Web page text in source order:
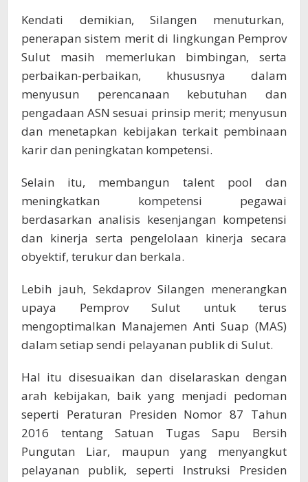
Kendati demikian, Silangen menuturkan,
penerapan sistem merit di lingkungan Pemprov
Sulut masih memerlukan bimbingan, serta
perbaikan-perbaikan, khususnya dalam
menyusun perencanaan kebutuhan dan
pengadaan ASN sesuai prinsip merit; menyusun
dan menetapkan kebijakan terkait pembinaan
karir dan peningkatan kompetensi.
Selain itu, membangun talent pool dan
meningkatkan kompetensi pegawai
berdasarkan analisis kesenjangan kompetensi
dan kinerja serta pengelolaan kinerja secara
obyektif, terukur dan berkala.
Lebih jauh, Sekdaprov Silangen menerangkan
upaya Pemprov Sulut untuk terus
mengoptimalkan Manajemen Anti Suap (MAS)
dalam setiap sendi pelayanan publik di Sulut.
Hal itu disesuaikan dan diselaraskan dengan
arah kebijakan, baik yang menjadi pedoman
seperti Peraturan Presiden Nomor 87 Tahun
2016 tentang Satuan Tugas Sapu Bersih
Pungutan Liar, maupun yang menyangkut
pelayanan publik, seperti Instruksi Presiden